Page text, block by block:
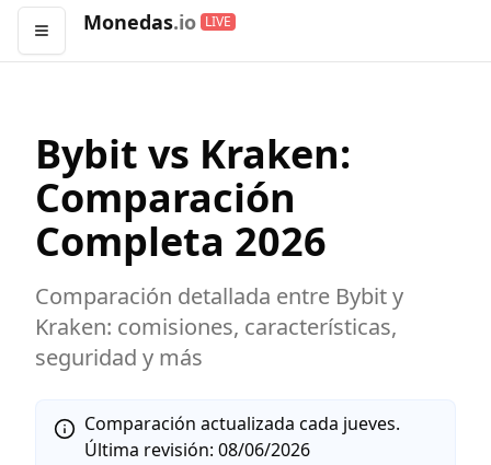
Abrir menú
Monedas.io LIVE
Bybit vs Kraken:
Comparación
Completa 2026
Comparación detallada entre Bybity
Kraken: comisiones, características,
seguridad y más
Comparación actualizada cada jueves.
Última revisión: 08/06/2026